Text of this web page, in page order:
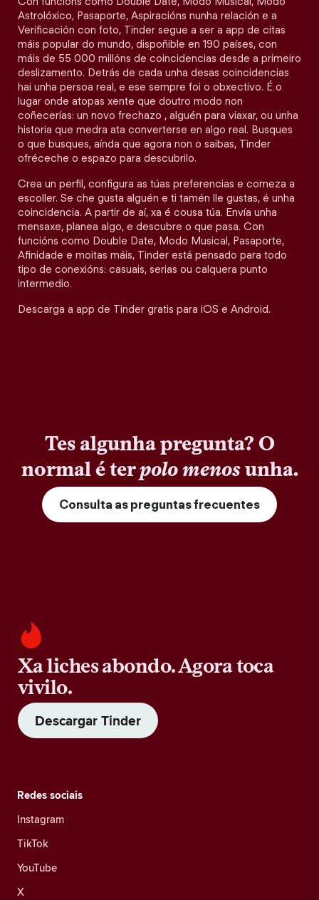
Astrolóxico, Pasaporte, Aspiracións nunha relación e a
Verificación con foto, Tinder segue a ser a app de citas
máis popular do mundo, dispoñible en 190 países, con
máis de 55 000 millóns de coincidencias desde a primeiro
deslizamento. Detrás de cada unha desas coincidencias
hai unha persoa real, e ese sempre foi o obxectivo. É o
lugar onde atopas xente que doutro modo non
coñecerías: un novo frechazo , alguén para viaxar, ou unha
historia que medra ata converterse en algo real. Busques
o que busques, aínda que agora non o saibas, Tinder
ofréceche o espazo para descubrilo.
Crea un perfil, configura as túas preferencias e comeza a
escoller. Se che gusta alguén e ti tamén lle gustas, é unha
coincidencia. A partir de aí, xa é cousa túa. Envía unha
mensaxe, planea algo, e descubre o que pasa. Con
funcións como Double Date, Modo Musical, Pasaporte,
Afinidade e moitas máis, Tinder está pensado para todo
tipo de conexións: casuais, serias ou calquera punto
intermedio.
Descarga a app de Tinder gratis para iOS e Android.
Tes algunha pregunta? O
normal é terpolo menosunha.
Consulta as preguntas frecuentes
Xa liches abondo. Agora toca
vivilo.
Descargar Tinder
Redes sociais
Instagram
TikTok
YouTube
X